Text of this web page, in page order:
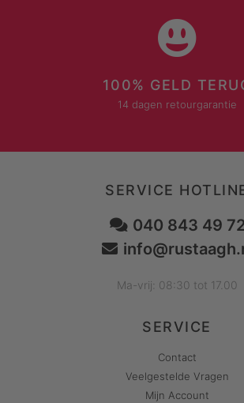
100% GELD
14 dagen retourgarantie
SERVICE
040 843 49 72
Ma-vrij: 08:30 tot 17.00
SERVICE
Contact
Veelgestelde Vragen
Mijn Account